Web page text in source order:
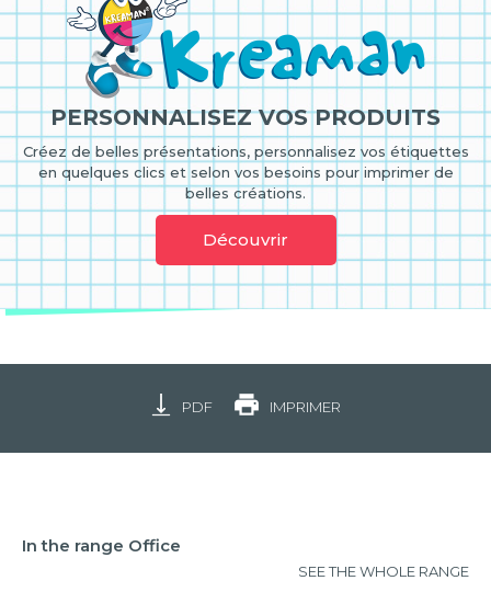
PERSONNALISEZ VOS PRODUITS
Créez de belles présentations, personnalisez vos étiquettes
en quelques clics et selon vos besoins pour imprimer de
belles créations.
Découvrir
PDF IMPRIMER
In the range Office
SEE THE WHOLE RANGE